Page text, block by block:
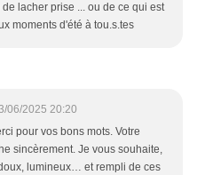
lacher prise ... ou de ce qui est
moments d'été à tou.s.tes
06/2025 20:20
pour vos bons mots. Votre
sincèrement. Je vous souhaite,
lumineux… et rempli de ces